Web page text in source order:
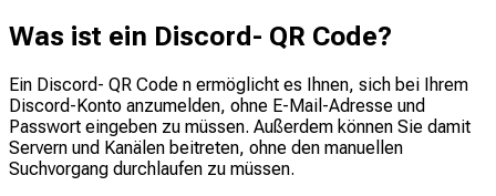
Was ist ein Discord- QR Code?
Ein Discord- QR Code n ermöglicht es Ihnen, sich bei Ihrem
Discord-Konto anzumelden, ohne E-Mail-Adresse und
Passwort eingeben zu müssen. Außerdem können Sie damit
Servern und Kanälen beitreten, ohne den manuellen
Suchvorgang durchlaufen zu müssen.